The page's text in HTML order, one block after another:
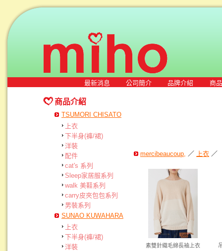
最新消息 公司簡介 品牌介紹 商
商品介紹
TSUMORI CHISATO
上衣
下半身(褲/裙)
洋裝
配件
cat's 系列
Sleep家居服系列
walk 美鞋系列
carry皮夾包包系列
男裝系列
SUNAO KUWAHARA
上衣
下半身(褲/裙)
洋裝
mercibeaucoup, ／ 上衣 ／
素雙針織毛綿長袖上衣